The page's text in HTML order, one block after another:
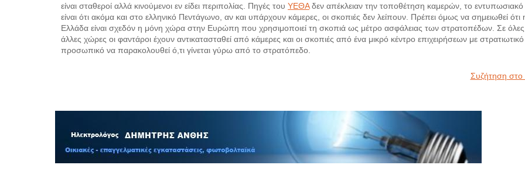
είναι σταθεροί αλλά κινούμενοι εν είδει περιπολίας. Πηγές τουΥΕΘΑδεν απέκλειαν την τοποθέτηση καμερών, το
είναι ότι ακόμα και στο ελληνικό Πεντάγωνο, αν και υπάρχουν κάμερες, οι σκοπιές δεν λείπουν. Πρέπει όμως να σημειωθεί ότι
Ελλάδα είναι σχεδόν η μόνη χώρα στην Ευρώπη που χρησιμοποιεί τη σκοπιά ως μέτρο ασφάλειας των στρατοπέδων. Σε όλες
άλλες χώρες οι φαντάροι έχουν αντικατασταθεί από κάμερες και οι σκοπιές από ένα μικρό κέντρο επιχειρήσεων με στρατιωτικό
προσωπικό να παρακολουθεί ό,τι γίνεται γύρω από το στρατόπεδο.
Συζήτηση στο